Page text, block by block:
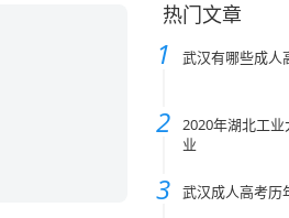
热门文章
武汉有哪些成人
2020年湖北工
业
武汉成人高考历